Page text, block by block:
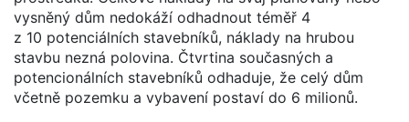
vysněný dům nedokáží odhadnout téměř 4
z 10 potenciálních stavebníků, náklady na hrubou
stavbu nezná polovina. Čtvrtina současných a
potencionálních stavebníků odhaduje, že celý dům
včetně pozemku a vybavení postaví do 6 milionů.